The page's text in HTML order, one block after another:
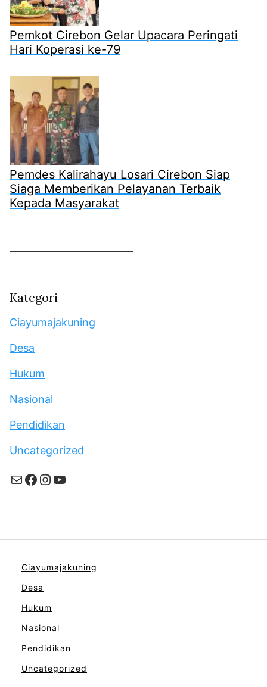
Pemkot Cirebon Gelar Upacara Peringati
Hari Koperasi ke-79
Pemdes Kalirahayu Losari Cirebon Siap
Siaga Memberikan Pelayanan Terbaik
Kepada Masyarakat
Kategori
Ciayumajakuning
Desa
Hukum
Nasional
Pendidikan
Uncategorized
MailFacebook
Instagram
YouTube
Ciayumajakuning
Desa
Hukum
Nasional
Pendidikan
Uncategorized